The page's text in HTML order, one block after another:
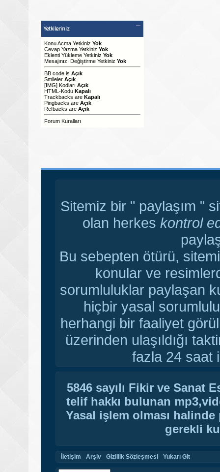
Yetkileriniz
Konu Acma Yetkiniz Yok
Cevap Yazma Yetkiniz Yok
Eklenti Yükleme Yetkiniz Yok
Mesajınızı Değiştirme Yetkiniz Yok
BB code is Açık
Smileler Açık
[IMG] Kodları Açık
HTML-Kodu Kapalı
Trackbacks are Kapalı
Pingbacks are Açık
Refbacks are Açık
Forum Kuralları
Sitemiz bir " paylaşım "
olan herkes kontrol
Bu sebepten ötürü,
konular ve
sorumluluklar paylaşan
hiçbir yasal
herhangi bir faaliyet
üzerinden ulaşıldığı
fazla 24 saat
5846 sayılı Fikir ve Sanat
telif hakkı bulunan
Yasal işlem olması
gerekli
İletişim Arşiv Gizlilik Sözleşmesi Yukarı Git